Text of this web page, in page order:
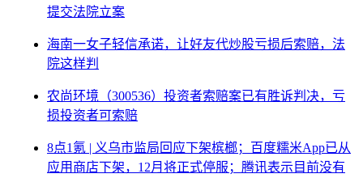
提交法院立案
海南一女子轻信承诺，让好友代炒股亏损后索赔，法
院这样判
农尚环境（300536）投资者索赔案已有胜诉判决，亏
损投资者可索赔
8点1氪 | 义乌市监局回应下架槟榔；百度糯米App已从
应用商店下架，12月将正式停服；腾讯表示目前没有